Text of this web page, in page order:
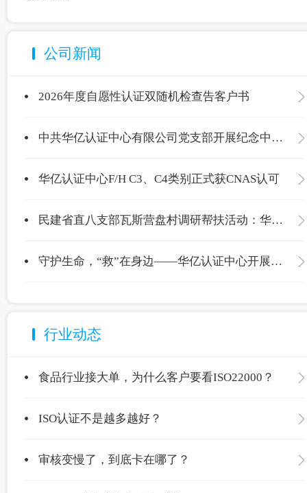
公司新闻
2026年度自愿性认证双随机检查告客户书
中共华亿认证中心有限公司党支部开展纪念中国共产党成立105周年主题党日活动
华亿认证中心F/H C3、C4类别正式获CNAS认可
民建省直八支部瓦斯营盘村调研帮扶活动：华亿认证中心爱心捐赠温暖校园
守护生命，“救”在身边——华亿认证中心开展应急救护专项培训
行业动态
食品行业接大单，为什么客户要看ISO22000？
ISO认证不是越多越好？
审核变慢了，到底卡在哪了？